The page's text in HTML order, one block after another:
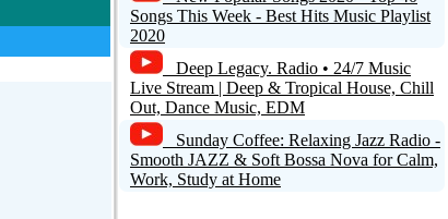
Songs This Week - Best Hits Music Playlist
2020
Deep Legacy. Radio • 24/7 Music
Live Stream | Deep & Tropical House, Chill
Out, Dance Music, EDM
Sunday Coffee: Relaxing Jazz Radio -
Smooth JAZZ & Soft Bossa Nova for Calm,
Work, Study at Home